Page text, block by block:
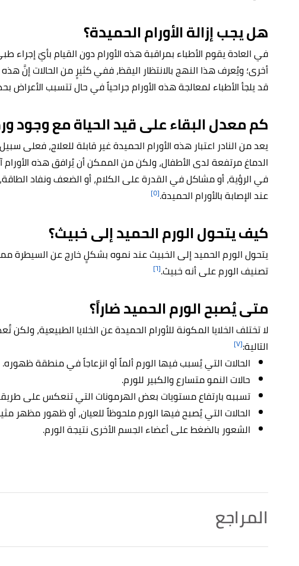
هل يجب إزالة الأورام الحميدة؟
في العادة يقوم الأطباء بمراقبة هذه الأورام دون القيام بأيّ إجراء
أخرى؛ ويُعرف هذا النهج بالانتظار اليقظ، ففي كثيرٍ من الحالات إنَّ هذه
قد يلجأ الأطباء لمعالجة هذه الأورام جراحياً في حال تتسبب الأعراض
كم معدل البقاء على قيد الحياة مع وجود
يعد من النادر اعتبار هذه الأورام الحميدة غير قابلة للعلاج، فعلى
الدماغ مرتفعة لدى الأطفال، ولكن من الممكن أن يُرافق هذه
في الرؤية، أو مشاكل في القدرة على الكلام، أو الضعف ونفاد الطاقة،
عند الإصابة بالأورام الحميدة.[٥]
كيف يتحول الورم الحميد إلى خبيث؟
يتحول الورم الحميد إلى الخبيث عند نموه بشكلٍ خارج عن السيطرة
تصنيف الورم على أنه خبيث.[٦]
متى يُصبح الورم الحميد ضاراً؟
لا تختلف الخلايا المكونة للأورام الحميدة عن الخلايا الطبيعية،
التالية:[٧]
الحالات التي يُسبب فيها الورم ألماً أو انزعاجاً في منطقة ظهوره.
حالات النمو متسارع والكبير للورم.
تسببه بارتفاع مستويات بعض الهرمونات التي تنعكس على
الحالات التي يُصبح فيها الورم ملحوظاً للعيان، أو ظهور مظهر
الشعور بالضغط على أعضاء الجسم الأخرى نتيجة الورم.
المراجع